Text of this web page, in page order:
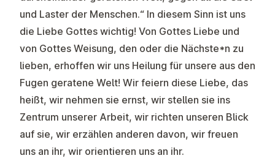
und Laster der Menschen.“ In diesem Sinn ist uns
die Liebe Gottes wichtig! Von Gottes Liebe und
von Gottes Weisung, den oder die Nächste*n zu
lieben, erhoffen wir uns Heilung für unsere aus den
Fugen geratene Welt! Wir feiern diese Liebe, das
heißt, wir nehmen sie ernst, wir stellen sie ins
Zentrum unserer Arbeit, wir richten unseren Blick
auf sie, wir erzählen anderen davon, wir freuen
uns an ihr, wir orientieren uns an ihr.